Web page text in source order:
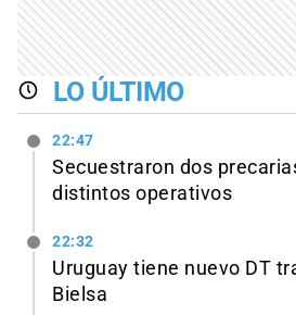
LO ÚLTIMO
22:47
Secuestraron dos
distintos operativos
22:32
Uruguay tiene nuevo DT
Bielsa